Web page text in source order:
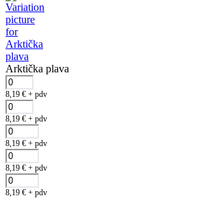
Arktička plava
8,19 € + pdv
8,19 € + pdv
8,19 € + pdv
8,19 € + pdv
8,19 € + pdv